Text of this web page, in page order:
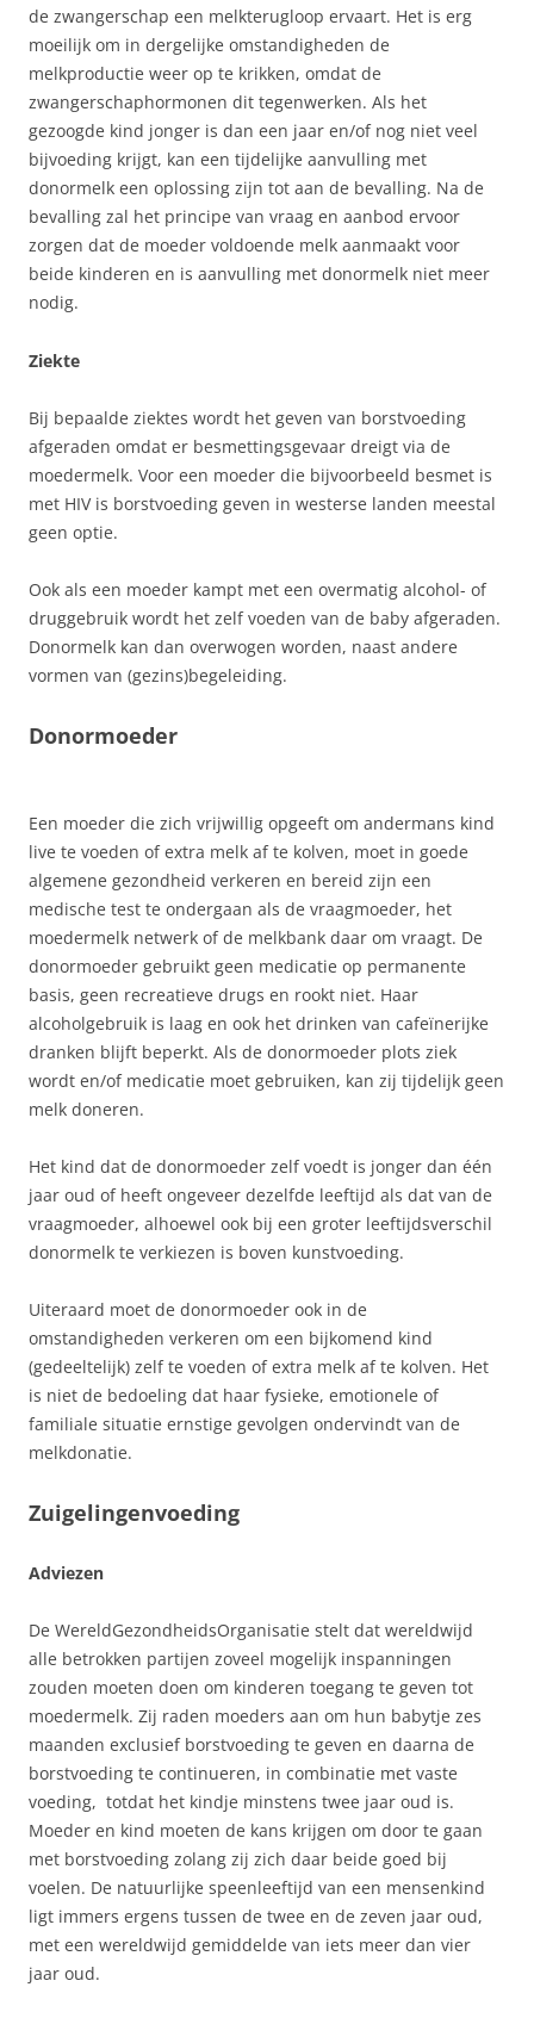
de zwangerschap een melkterugloop ervaart. Het is erg
moeilijk om in dergelijke omstandigheden de
melkproductie weer op te krikken, omdat de
zwangerschaphormonen dit tegenwerken. Als het
gezoogde kind jonger is dan een jaar en/of nog niet veel
bijvoeding krijgt, kan een tijdelijke aanvulling met
donormelk een oplossing zijn tot aan de bevalling. Na de
bevalling zal het principe van vraag en aanbod ervoor
zorgen dat de moeder voldoende melk aanmaakt voor
beide kinderen en is aanvulling met donormelk niet meer
nodig.
Ziekte
Bij bepaalde ziektes wordt het geven van borstvoeding
afgeraden omdat er besmettingsgevaar dreigt via de
moedermelk. Voor een moeder die bijvoorbeeld besmet is
met HIV is borstvoeding geven in westerse landen meestal
geen optie.
Ook als een moeder kampt met een overmatig alcohol- of
druggebruik wordt het zelf voeden van de baby afgeraden.
Donormelk kan dan overwogen worden, naast andere
vormen van (gezins)begeleiding.
Donormoeder
Een moeder die zich vrijwillig opgeeft om andermans kind
live te voeden of extra melk af te kolven, moet in goede
algemene gezondheid verkeren en bereid zijn een
medische test te ondergaan als de vraagmoeder, het
moedermelk netwerk of de melkbank daar om vraagt. De
donormoeder gebruikt geen medicatie op permanente
basis, geen recreatieve drugs en rookt niet. Haar
alcoholgebruik is laag en ook het drinken van cafeïnerijke
dranken blijft beperkt. Als de donormoeder plots ziek
wordt en/of medicatie moet gebruiken, kan zij tijdelijk geen
melk doneren.
Het kind dat de donormoeder zelf voedt is jonger dan één
jaar oud of heeft ongeveer dezelfde leeftijd als dat van de
vraagmoeder, alhoewel ook bij een groter leeftijdsverschil
donormelk te verkiezen is boven kunstvoeding.
Uiteraard moet de donormoeder ook in de
omstandigheden verkeren om een bijkomend kind
(gedeeltelijk) zelf te voeden of extra melk af te kolven. Het
is niet de bedoeling dat haar fysieke, emotionele of
familiale situatie ernstige gevolgen ondervindt van de
melkdonatie.
Zuigelingenvoeding
Adviezen
De WereldGezondheidsOrganisatie stelt dat wereldwijd
alle betrokken partijen zoveel mogelijk inspanningen
zouden moeten doen om kinderen toegang te geven tot
moedermelk. Zij raden moeders aan om hun babytje zes
maanden exclusief borstvoeding te geven en daarna de
borstvoeding te continueren, in combinatie met vaste
voeding, totdat het kindje minstens twee jaar oud is.
Moeder en kind moeten de kans krijgen om door te gaan
met borstvoeding zolang zij zich daar beide goed bij
voelen. De natuurlijke speenleeftijd van een mensenkind
ligt immers ergens tussen de twee en de zeven jaar oud,
met een wereldwijd gemiddelde van iets meer dan vier
jaar oud.